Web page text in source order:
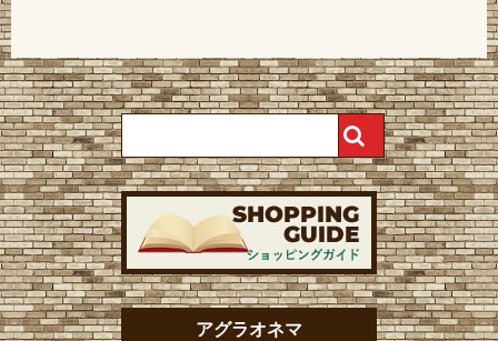
アグラオネマ